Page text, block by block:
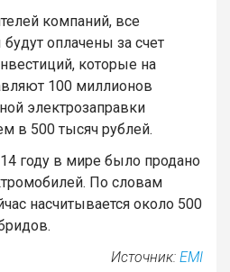
компаний, все
оплачены за счет
которые на
100 миллионов
электрозаправки
в 500 тысяч рублей.
году в мире было продано
По словам
насчитывается около 500
Источник: EMI